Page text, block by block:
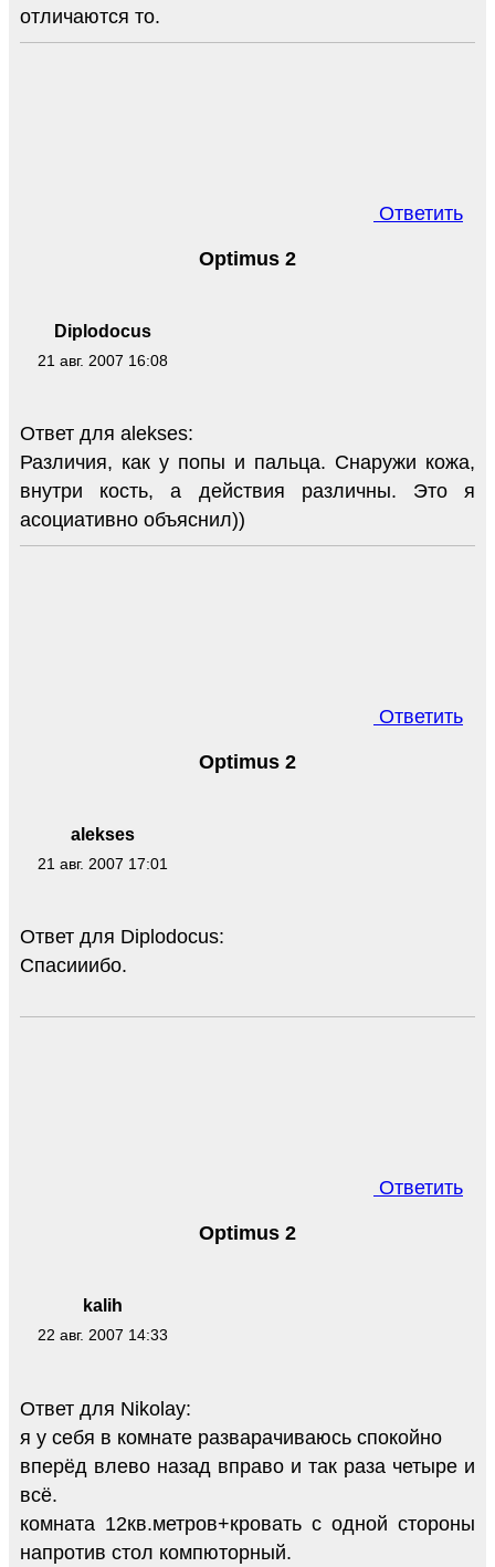
отличаются то.
Ответить
Diplodocus
21 авг. 2007 16:08
Optimus 2
Ответ для alekses:
Различия, как у попы и пальца. Снаружи кожа,
внутри кость, а действия различны. Это я
асоциативно объяснил))
Ответить
alekses
21 авг. 2007 17:01
Optimus 2
Ответ для Diplodocus:
Спасииибо.
Ответить
kalih
22 авг. 2007 14:33
Optimus 2
Ответ для Nikolay:
я у себя в комнате разварачиваюсь спокойно
вперёд влево назад вправо и так раза четыре и
всё.
комната 12кв.метров+кровать с одной стороны
напротив стол компюторный.